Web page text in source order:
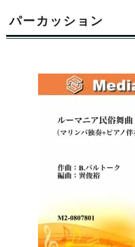
パーカッション